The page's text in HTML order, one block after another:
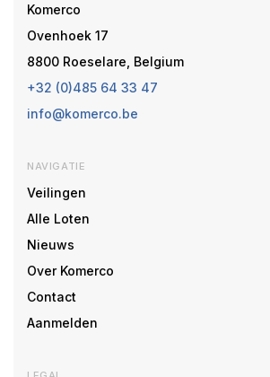
Komerco
Ovenhoek 17
8800 Roeselare, Belgium
+32 (0)485 64 33 47
info@komerco.be
NAVIGATIE
Veilingen
Alle Loten
Nieuws
Over Komerco
Contact
Aanmelden